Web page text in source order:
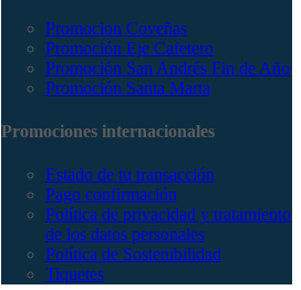
Promocion Coveñas
Promoción Eje Cafetero
Promoción San Andrés Fin de Año
Promoción Santa Marta
Promociones internacionales
Estado de tu transacción
Pago confirmación
Política de privacidad y tratamiento
de los datos personales
Política de Sostenibilidad
Tiquetes